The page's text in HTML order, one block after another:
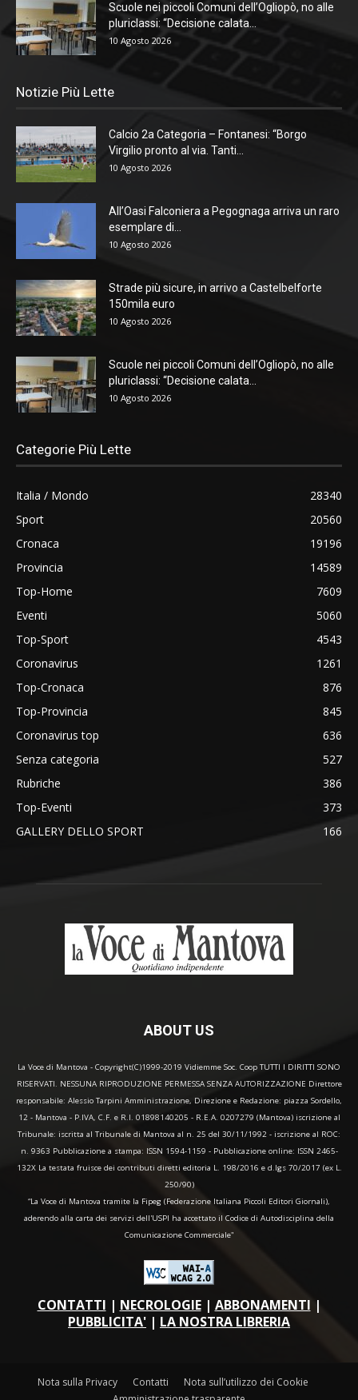
Scuole nei piccoli Comuni dell’Ogliopò, no alle
pluriclassi: “Decisione calata...
10 Agosto 2026
Notizie Più Lette
Calcio 2a Categoria – Fontanesi: “Borgo
Virgilio pronto al via. Tanti...
10 Agosto 2026
All’Oasi Falconiera a Pegognaga arriva un raro
esemplare di...
10 Agosto 2026
Strade più sicure, in arrivo a Castelbelforte
150mila euro
10 Agosto 2026
Scuole nei piccoli Comuni dell’Ogliopò, no alle
pluriclassi: “Decisione calata...
10 Agosto 2026
Categorie Più Lette
Italia / Mondo
28340
Sport
20560
Cronaca
19196
Provincia
14589
Top-Home
7609
Eventi
5060
Top-Sport
4543
Coronavirus
1261
Top-Cronaca
876
Top-Provincia
845
Coronavirus top
636
Senza categoria
527
Rubriche
386
Top-Eventi
373
GALLERY DELLO SPORT
166
ABOUT US
La Voce di Mantova - Copyright(C)1999-2019 Vidiemme Soc. Coop TUTTI I DIRITTI SONO
RISERVATI. NESSUNA RIPRODUZIONE PERMESSA SENZA AUTORIZZAZIONE Direttore
responsabile: Alessio Tarpini Amministrazione, Direzione e Redazione: piazza Sordello,
12 - Mantova - P.IVA, C.F. e R.I. 01898140205 - R.E.A. 0207279 (Mantova) iscrizione al
Tribunale: iscritta al Tribunale di Mantova al n. 25 del 30/11/1992 - iscrizione al ROC:
n. 9363 Pubblicazione a stampa: ISSN 1594-1159 - Pubblicazione online: ISSN 2465-
132X La testata fruisce dei contributi diretti editoria L. 198/2016 e d.lgs 70/2017 (ex L.
250/90)
“La Voce di Mantova tramite la Fipeg (Federazione Italiana Piccoli Editori Giornali),
aderendo alla carta dei servizi dell'USPI ha accettato il Codice di Autodisciplina della
Comunicazione Commerciale"
CONTATTI | NECROLOGIE| ABBONAMENTI |
PUBBLICITA' | LA NOSTRA LIBRERIA
Nota sulla Privacy Contatti
Nota sull’utilizzo dei Cookie